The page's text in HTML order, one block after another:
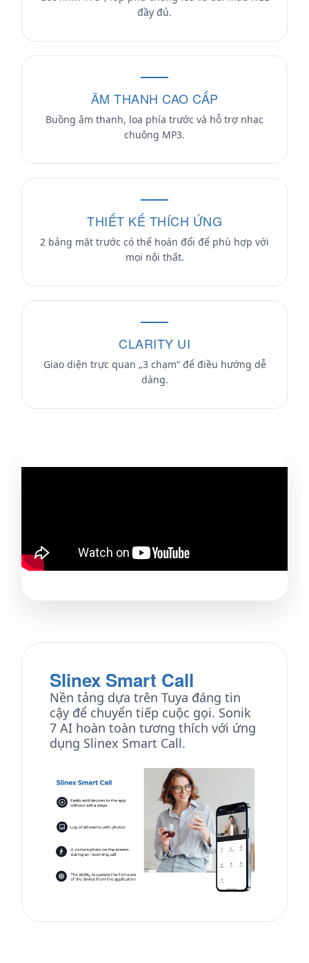
đầy đủ.
ÂM THANH CAO CẤP
Buồng âm thanh, loa phía trước và hỗ trợ nhạc
chuông MP3.
THIẾT KẾ THÍCH ỨNG
2 bảng mặt trước có thể hoán đổi để phù hợp với
mọi nội thất.
CLARITY UI
Giao diện trực quan „3 chạm“ để điều hướng dễ
dàng.
Slinex Smart Call
Nền tảng dựa trên Tuya đáng tin
cậy để chuyển tiếp cuộc gọi. Sonik
7 AI hoàn toàn tương thích với ứng
dụng Slinex Smart Call.